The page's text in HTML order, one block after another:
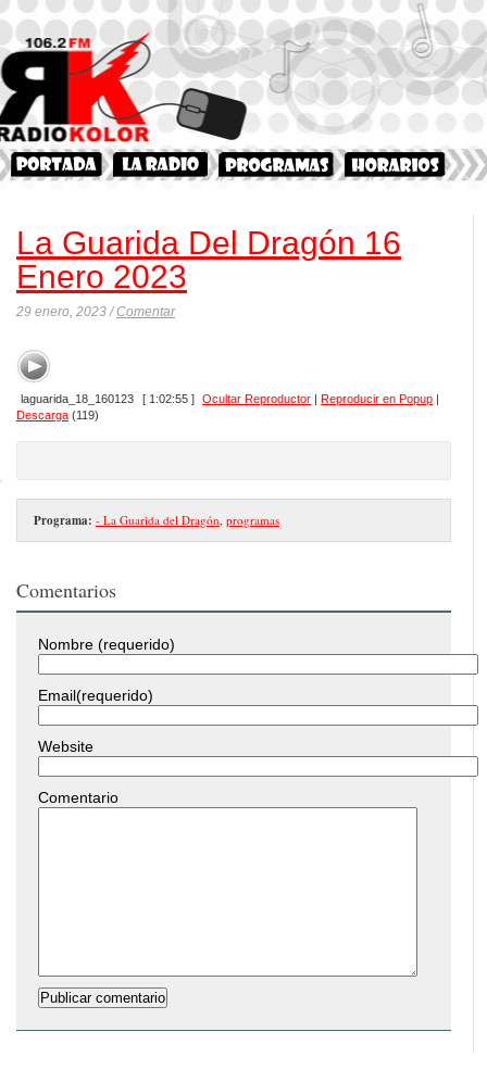
La Guarida Del Dragón 16
Enero 2023
29 enero, 2023 /Comentar
laguarida_18_160123 [ 1:02:55 ] Ocultar Reproductor |Reproducir en Popup |
Descarga (119)
Programa: - La Guarida del Dragón programas
Comentarios
Nombre (requerido)
Email(requerido)
Website
Comentario